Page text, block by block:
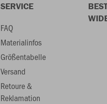
SERVICE
FAQ
Materialinfos
Größentabelle
Versand
Retoure &
Reklamation